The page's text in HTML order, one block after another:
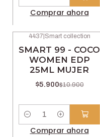
Comprar ahora
4437| Smart collection
SMART 99 - COCO
WOMEN EDP
25ML MUJER
$5.900$10.900
Cantidad
Comprar ahora